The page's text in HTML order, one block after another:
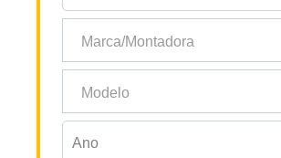
Marca/Montadora
Modelo